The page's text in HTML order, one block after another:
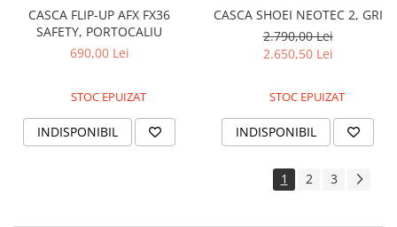
CASCA FLIP-UP AFX FX36
SAFETY, PORTOCALIU
690,00 Lei
STOC EPUIZAT
INDISPONIBIL
CASCA SHOEI NEOTEC 2, GRI
2.790,00 Lei
2.650,50 Lei
STOC EPUIZAT
INDISPONIBIL
1 2 3